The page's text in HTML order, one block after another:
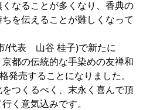
なることが多くなり、香典の
を伝えることが難しくなって
/代表 山谷 桂子)で新たに
京都の伝統的な手染めの友禅和
発売することになりました。
つくるべく、末永く喜んで頂
く意気込みです。